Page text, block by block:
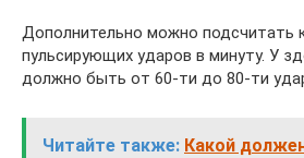
Дополнительно можно подсчитать
пульсирующих ударов в минуту. У
должно быть от 60-ти до 80-ти
Читайте также: Какой